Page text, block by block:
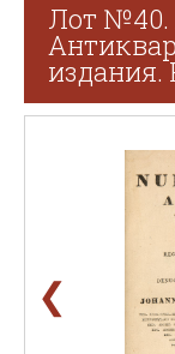
Лот №40.
издания.
❮